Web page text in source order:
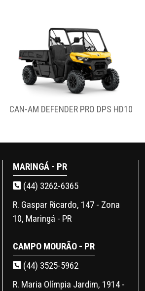
CAN-AM MAVERICK X3 DS TURBO
MARINGÁ - PR
(44) 3262-6365
R. Gaspar Ricardo, 147 - Zona
10, Maringá - PR
CAMPO MOURÃO - PR
(44) 3525-5962
R. Maria Olímpia Jardim, 1914 -